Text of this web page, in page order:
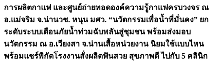
การผลิตกาแฟ และศูนย์ถ่ายทอดองค์ความรู้กาแฟครบวงจร ณ
อ.แม่จริม จ.น่านวช. หนุน มศว. “นวัตกรรมเพื่อน้ำที่มั่นคง” ยก
ระดับระบบเตือนภัยน้ำท่วมฉับพลันสู่ชุมชน พร้อมส่งมอบ
นวัตกรรม ณ อ.เวียงสา จ.น่านเสื้อหน่วยงาน นิยมใช้แบบไหน
พร้อมแชร์พิกัดโรงงานสั่งผลิตฟันสวย สุขภาพดี ไปกับ 5 คลินิก